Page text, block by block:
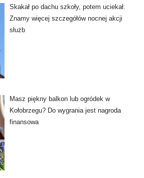
Skakał po dachu szkoły, potem uciekał.
Znamy więcej szczegółów nocnej akcji
służb
Masz piękny balkon lub ogródek w
Kołobrzegu? Do wygrania jest nagroda
finansowa